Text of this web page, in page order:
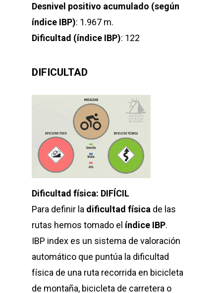
Desnivel positivo acumulado (según
índice IBP): 1.967 m.
Dificultad (índice IBP): 122
DIFICULTAD
Dificultad física: DIFÍCIL
Para definir la dificultad física de las
rutas hemos tomado el índice IBP.
IBP index es un sistema de valoración
automático que puntúa la dificultad
física de una ruta recorrida en bicicleta
de montaña, bicicleta de carretera o